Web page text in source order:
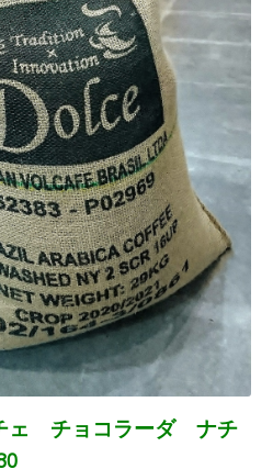
ェ チョコラーダ ナチ